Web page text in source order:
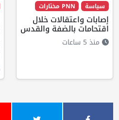
سياسة PNN مختارات
إصابات واعتقالات خلال
اقتحامات بالضفة والقدس
منذ 5 ساعات